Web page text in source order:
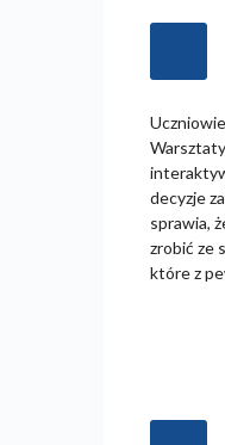
decyzje
sprawia,
zrobić ze
które z